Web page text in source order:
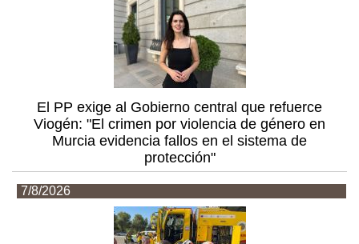
El PP exige al Gobierno central que refuerce
Viogén: "El crimen por violencia de género en
Murcia evidencia fallos en el sistema de
protección"
7/8/2026